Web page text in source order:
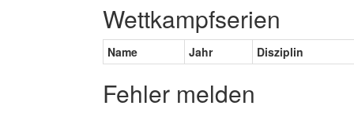
Wettkampfserien
Name Jahr Disziplin
Fehler melden